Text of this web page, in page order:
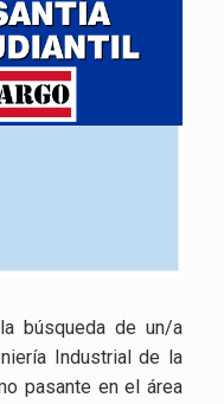
búsqueda de un/a
Industrial de la
pasante en el área